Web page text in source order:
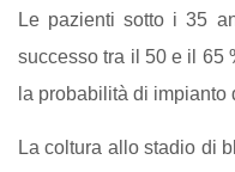
Le pazienti sotto i 35
successo tra il 50 e il 65
la probabilità di impianto
La coltura allo stadio di